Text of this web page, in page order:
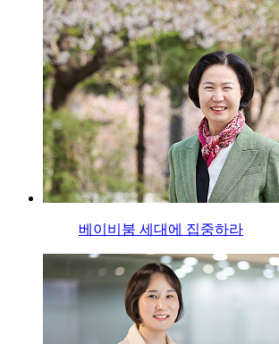
베이비붐 세대에 집중하라